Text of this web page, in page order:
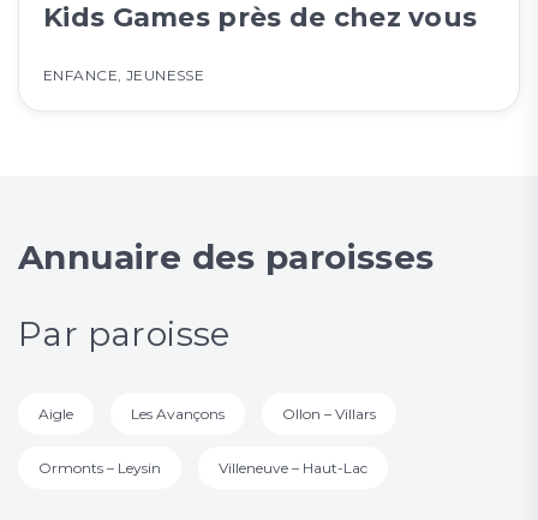
Kids Games près de chez vous
ENFANCE, JEUNESSE
Annuaire des paroisses
Par paroisse
Aigle Les Avançons Ollon – Villars
Ormonts – Leysin Villeneuve – Haut-Lac